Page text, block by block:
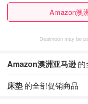
Amazon澳
Dealmoon may be
Amazon澳洲亚马逊的
床垫 的全部促销商品